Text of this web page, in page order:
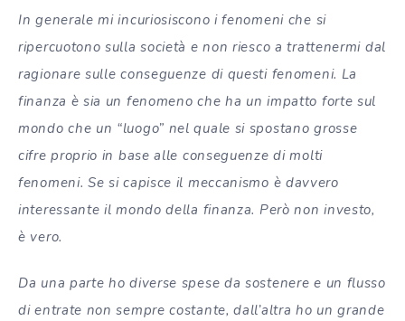
In generale mi incuriosiscono i fenomeni che si
ripercuotono sulla società e non riesco a trattenermi dal
ragionare sulle conseguenze di questi fenomeni. La
finanza è sia un fenomeno che ha un impatto forte sul
mondo che un “luogo” nel quale si spostano grosse
cifre proprio in base alle conseguenze di molti
fenomeni. Se si capisce il meccanismo è davvero
interessante il mondo della finanza. Però non investo,
è vero.
Da una parte ho diverse spese da sostenere e un flusso
di entrate non sempre costante, dall’altra ho un grande